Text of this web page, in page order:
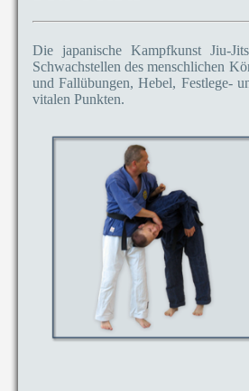
Die japanische Kampfkunst Jiu-
Schwachstellen des menschlichen
und Fallübungen, Hebel, Festlege-
vitalen Punkten.